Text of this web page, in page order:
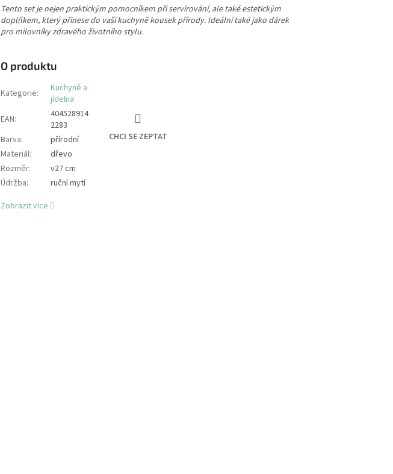
Tento set je nejen praktickým pomocníkem při servírování, ale také estetickým
doplňkem, který přinese do vaší kuchyně kousek přírody. Ideální také jako dárek
pro milovníky zdravého životního stylu.
O produktu
Kategorie:
Kuchyně a
jídelna
EAN:
404528914
2283
Barva:
přírodní
Materiál:
dřevo
Rozměr:
v27 cm
Údržba: ruční mytí
CHCI SE ZEPTAT
Zobrazit více